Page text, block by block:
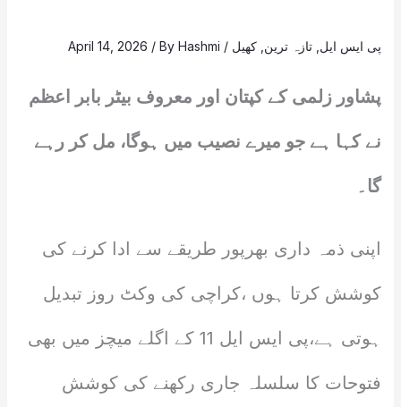
پی ایس ایل تازہ ترین کھیل /
April 14, 2026 / ByHashmi
پشاور زلمی کے کپتان اور معروف بیٹر بابر اعظم
نے کہا ہے جو میرے نصیب میں ہوگا، مل کر رہے
گا۔
اپنی ذمہ داری بھرپور طریقے سے ادا کرنے کی
کوشش کرتا ہوں ،کراچی کی وکٹ روز تبدیل
ہوتی ہے،پی ایس ایل 11 کے اگلے میچز میں بھی
فتوحات کا سلسلہ جاری رکھنے کی کوشش